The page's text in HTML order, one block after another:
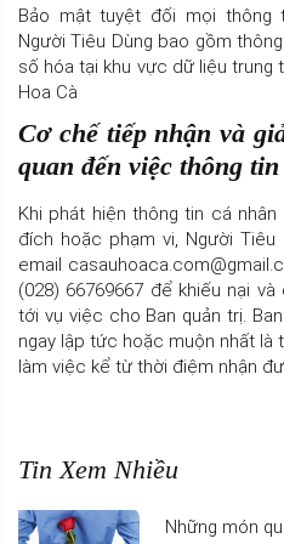
Bảo mật tuyệt đối mọi
Người Tiêu Dùng bao gồm
số hóa tại khu vực dữ liệu trung
Hoa Cà
Cơ chế tiếp nhận và
quan đến việc thông
Khi phát hiện thông tin cá
đích hoặc phạm vi, Người Tiêu
email
(028) 66769667 để khiếu nại
tới vụ việc cho Ban quản trị.
ngay lập tức hoặc muộn nhất là
làm việc kể từ thời điệm nhận
Tin Xem Nhiều
Những món